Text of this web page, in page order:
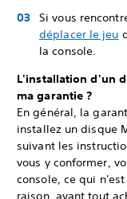
Si vous
déplacer le jeu
la console.
L'installation d'un
ma garantie ?
En général, la
installez un disque
suivant les
vous y conformer,
console, ce qui
raison, avant tout